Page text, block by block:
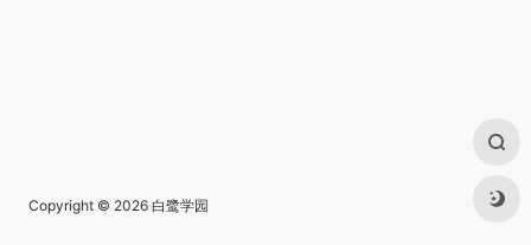
Copyright © 2026 白鹭学园